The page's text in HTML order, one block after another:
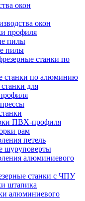
окон
окон
профиля
пилы
пилы
станки по
станки по алюминию
для
ПВХ-профиля
рам
петель
шуруповерты
алюминиевого
станки с ЧПУ
штапика
алюминиевого